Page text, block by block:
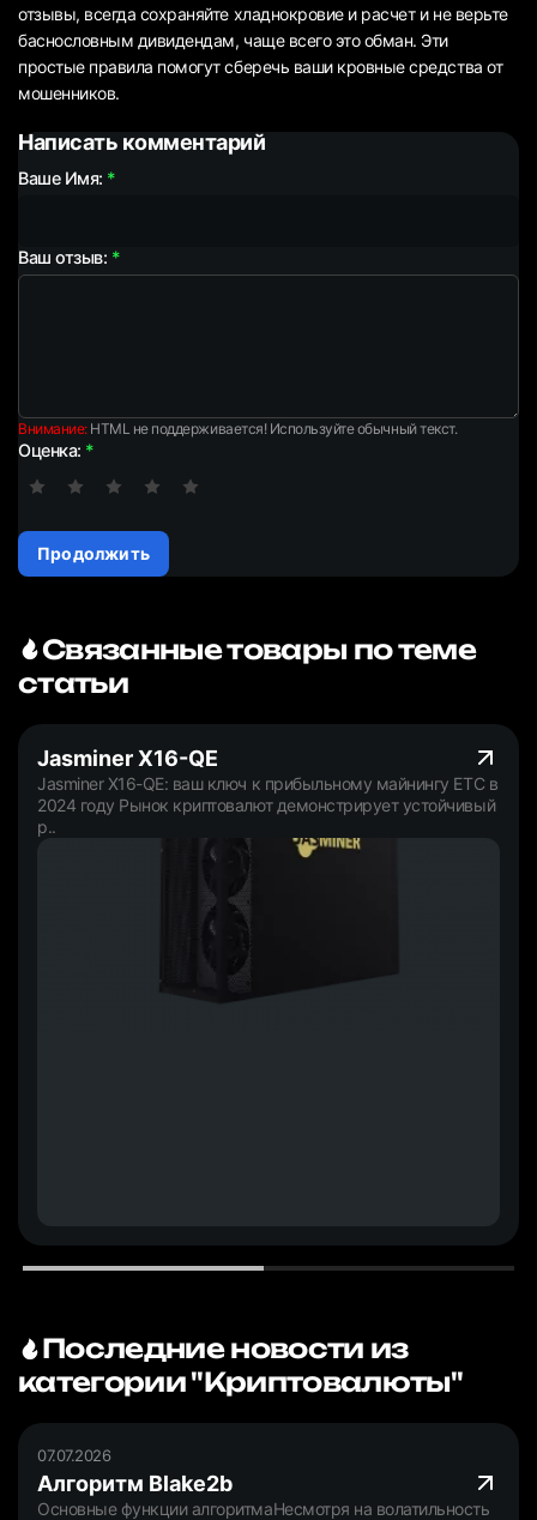
отзывы, всегда сохраняйте хладнокровие и расчет и не верьте
баснословным дивидендам, чаще всего это обман. Эти
простые правила помогут сберечь ваши кровные средства от
мошенников.
Написать комментарий
Ваше Имя:
Ваш отзыв:
Внимание:HTML не поддерживается! Используйте обычный текст.
Оценка:
Продолжить
Связанные товары по теме
статьи
Jasminer X16-QE
Jasminer X16-QE: ваш ключ к прибыльному майнингу ETC в
2024 году Рынок криптовалют демонстрирует устойчивый
р..
Последние новости из
категории "Криптовалюты"
07.07.2026
Алгоритм Blake2b
Основные функции алгоритмаНесмотря на волатильность